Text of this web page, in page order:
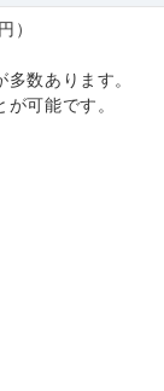
）
数あります。
可能です。